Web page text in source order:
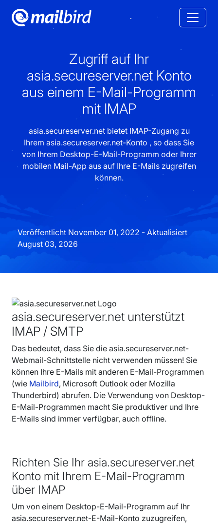
Zugriff auf Ihr
asia.secureserver.net Konto
aus einem E-Mail-Programm
mit IMAP
asia.secureserver.net bietet IMAP-Zugang zu
Ihrem asia.secureserver.net-Konto , so dass Sie
von Ihrem Desktop-E-Mail-Programm oder Ihrer
mobilen Mail-App aus auf Ihre E-Mails zugreifen
können.
Veröffentlicht November 01, 2022 - Aktualisiert
August 03, 2026
asia.secureserver.net unterstützt
IMAP / SMTP
Das bedeutet, dass Sie die asia.secureserver.net-
Webmail-Schnittstelle nicht verwenden müssen! Sie
können Ihre E-Mails mit anderen E-Mail-Programmen
(wie Mailbird, Microsoft Outlook oder Mozilla
Thunderbird) abrufen. Die Verwendung von Desktop-
E-Mail-Programmen macht Sie produktiver und Ihre
E-Mails sind immer verfügbar, auch offline.
Richten Sie Ihr asia.secureserver.net
Konto mit Ihrem E-Mail-Programm
über IMAP
Um von einem Desktop-E-Mail-Programm auf Ihr
asia.secureserver.net-E-Mail-Konto zuzugreifen,